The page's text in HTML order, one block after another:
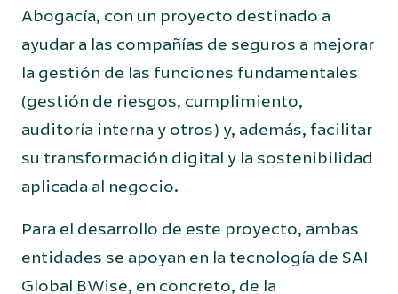
Abogacía, con un proyecto destinado a
ayudar a las compañías de seguros a mejorar
la gestión de las funciones fundamentales
(gestión de riesgos, cumplimiento,
auditoría interna y otros) y, además, facilitar
su transformación digital y la sostenibilidad
aplicada al negocio.
Para el desarrollo de este proyecto, ambas
entidades se apoyan en la tecnología de SAI
Global BWise, en concreto, de la